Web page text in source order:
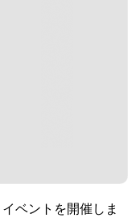
ベントを開催しま